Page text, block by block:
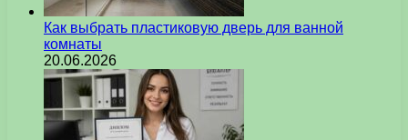
Как выбрать пластиковую дверь для ванной
комнаты
20.06.2026